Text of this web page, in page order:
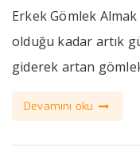
Erkek Gömlek
olduğu kadar artık
giderek artan
Devamını oku